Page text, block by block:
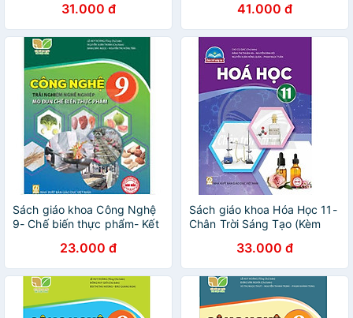
(Kèm Nilon bọc Sách)
31.000 đ
nhãn tên)41.000 đ
Sách giáo khoa Công Nghệ
9- Chế biến thực phẩm- Kết
(Kèm Nilon bọc Sách)
23.000 đ
Sách giáo khoa Hóa Học 11-
Chân Trời Sáng Tạo (Kèm
33.000 đ